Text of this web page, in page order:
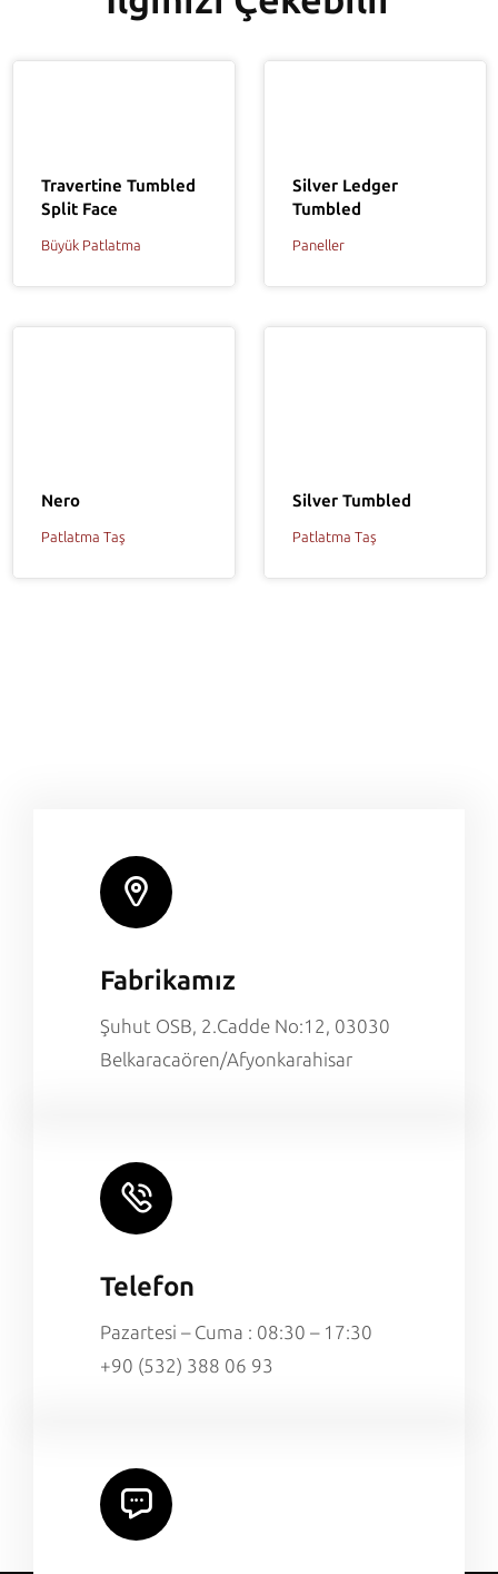
Travertine Tumbled
Split Face
Büyük Patlatma
Silver Ledger
Tumbled
Paneller
Nero
Patlatma Taş
Silver Tumbled
Patlatma Taş
Fabrikamız
Şuhut OSB, 2.Cadde No:12, 03030
Belkaracaören/Afyonkarahisar
Telefon
Pazartesi – Cuma : 08:30 – 17:30
+90 (532) 388 06 93